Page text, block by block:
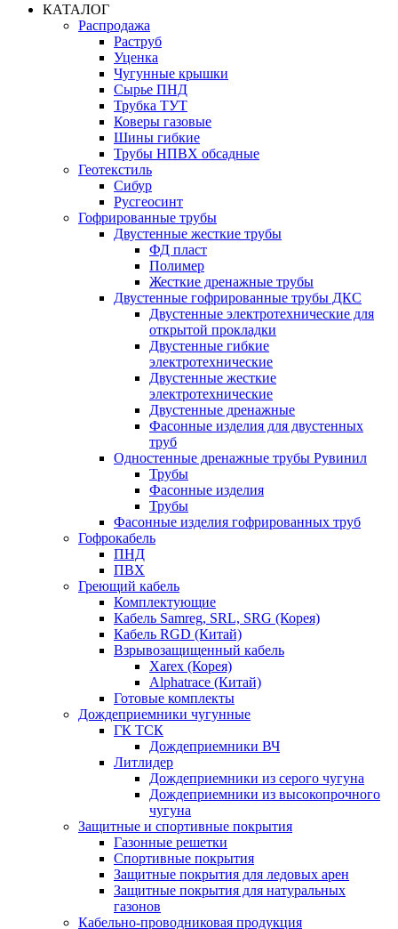
КАТАЛОГ
Распродажа
Раструб
Уценка
Чугунные крышки
Сырье ПНД
Трубка ТУТ
Коверы газовые
Шины гибкие
Трубы НПВХ обсадные
Геотекстиль
Сибур
Русгеосинт
Гофрированные трубы
Двустенные жесткие трубы
ФД пласт
Полимер
Жесткие дренажные трубы
Двустенные гофрированные трубы ДКС
Двустенные электротехнические для
открытой прокладки
Двустенные гибкие
электротехнические
Двустенные жесткие
электротехнические
Двустенные дренажные
Фасонные изделия для двустенных
труб
Одностенные дренажные трубы Рувинил
Трубы
Фасонные изделия
Трубы
Фасонные изделия гофрированных труб
Гофрокабель
ПНД
ПВХ
Греющий кабель
Комплектующие
Кабель Samreg, SRL, SRG (Корея)
Кабель RGD (Китай)
Взрывозащищенный кабель
Xarex (Корея)
Alphatrace (Китай)
Готовые комплекты
Дождеприемники чугунные
ГК ТСК
Дождеприемники ВЧ
Литлидер
Дождеприемники из серого чугуна
Дождеприемники из высокопрочного
чугуна
Защитные и спортивные покрытия
Газонные решетки
Спортивные покрытия
Защитные покрытия для ледовых арен
Защитные покрытия для натуральных
газонов
Кабельно-проводниковая продукция